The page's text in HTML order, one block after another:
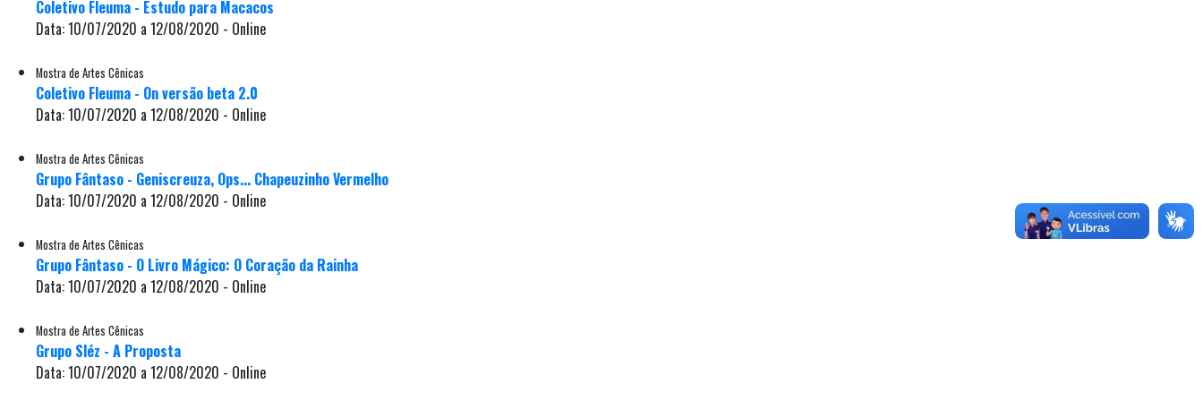
Coletivo Fleuma - Estudo para Macacos
Data: 10/07/2020 a 12/08/2020 - Online
Mostra de Artes Cênicas
Coletivo Fleuma - On versão beta 2.0
Data: 10/07/2020 a 12/08/2020 - Online
Mostra de Artes Cênicas
Grupo Fântaso - Geniscreuza, Ops... Chapeuzinho Vermelho
Data: 10/07/2020 a 12/08/2020 - Online
Mostra de Artes Cênicas
Grupo Fântaso - O Livro Mágico: O Coração da Rainha
Data: 10/07/2020 a 12/08/2020 - Online
Mostra de Artes Cênicas
Grupo Sléz - A Proposta
Data: 10/07/2020 a 12/08/2020 - Online